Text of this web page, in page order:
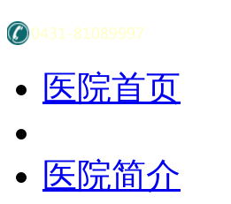
医院首页
医院简介